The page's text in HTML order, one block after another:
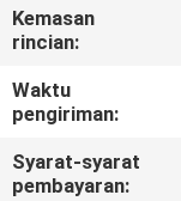
KONTROL
KUALITAS
HUBUNGI
KAMI
Kemasan
rincian:
Waktu
pengiriman:
Syarat-syarat
pembayaran: